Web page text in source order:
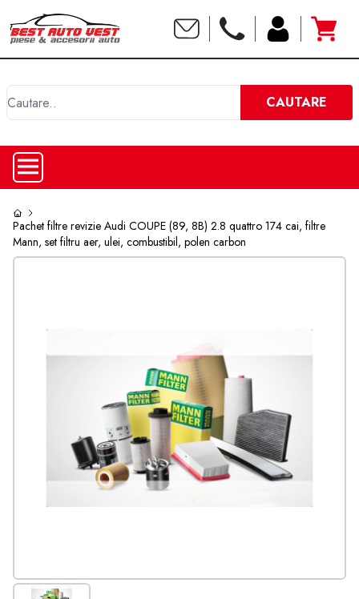
CAUTARE
Pachet filtre revizie Audi COUPE (89, 8B) 2.8 quattro 174 cai, filtre
Mann, set filtru aer, ulei, combustibil, polen carbon